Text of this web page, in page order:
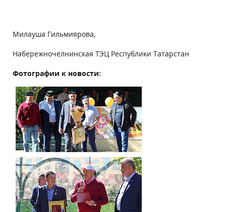
Милауша Гильмиярова,
Набережночелнинская ТЭЦ Республики Татарстан
Фотографии к новости: